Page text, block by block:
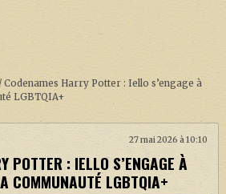
Codenames Harry Potter : Iello s’engage à
LGBTQIA+
27 mai 2026 à 10:10
POTTER : IELLO S’ENGAGE À
COMMUNAUTÉ LGBTQIA+